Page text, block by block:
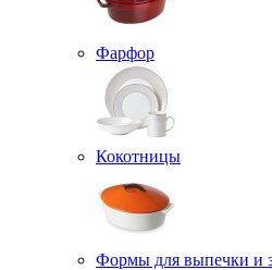
Фарфор
Кокотницы
Формы для выпечки и